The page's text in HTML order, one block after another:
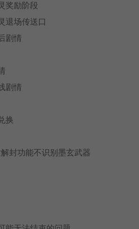
奖励阶段
退场传送口
剧情
剧情
换
封功能不识别墨玄武器